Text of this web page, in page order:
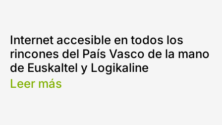
Internet accesible en todos los
rincones del País Vasco de la mano
de Euskaltel y Logikaline
Leer más